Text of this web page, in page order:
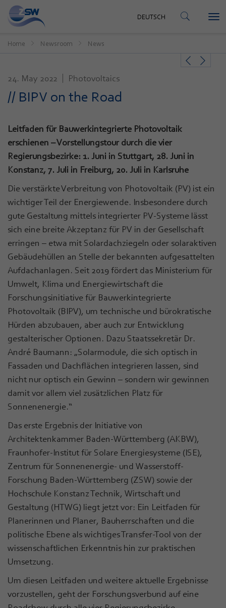
CONTACT
DEUTSCH
Home Newsroom News
24. May 2022 Photovoltaics
// BIPV on the Road
Leitfaden für Bauwerkintegrierte Photovoltaik
erschienen – Vorstellungstour durch die vier
Regierungsbezirke: 1. Juni in Stuttgart, 28. Juni in
Konstanz, 7. Juli in Freiburg, 20. Juli in Karlsruhe
Die verstärkte Verbreitung von Photovoltaik (PV) ist ein
wichtiger Teil der Energiewende. Insbesondere durch
gute Gestaltung mittels integrierter PV-Systeme lässt
sich eine breite Akzeptanz für PV in der Gesellschaft
erringen – etwa mit Solardachziegeln oder solaraktiven
Gebäudehüllen an Stelle der bekannten aufgesattelten
Aufdachanlagen. Seit 2019 fördert das Ministerium für
Umwelt, Klima und Energiewirtschaft die
Forschungsinitiative für Bauwerkintegrierte
Photovoltaik (BIPV), um technische und bürokratische
Hürden abzubauen, aber auch zur Entwicklung
gestalterischer Optionen. Dazu Staatssekretär Dr.
André Baumann: „Solarmodule, die sich optisch in
Fassaden und Dachflächen integrieren lassen, sind
nicht nur optisch ein Gewinn – sondern wir gewinnen
damit vor allem viel zusätzlichen Platz für
Sonnenenergie.“
Das erste Ergebnis der Initiative von
Architektenkammer Baden-Württemberg (AKBW),
Fraunhofer-Institut für Solare Energiesysteme (ISE),
Zentrum für Sonnenenergie- und Wasserstoff-
Forschung Baden-Württemberg (ZSW) sowie der
Hochschule Konstanz Technik, Wirtschaft und
Gestaltung (HTWG) liegt jetzt vor: Ein Leitfaden für
Planerinnen und Planer, Bauherrschaften und die
politische Ebene als wichtiges Transfer-Tool von der
wissenschaftlichen Erkenntnis hin zur praktischen
Umsetzung.
Um diesen Leitfaden und weitere aktuelle Ergebnisse
vorzustellen, geht der Forschungsverbund auf eine